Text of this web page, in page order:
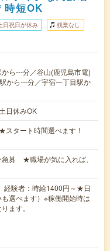
時短OK
日祝日が休み 残業なし
ら---分／谷山(鹿児島市電)
から---分／宇宿一丁目駅か
日休みOK
タート時間選べます！
募 ★職場が気に入れば、
験者：時給1400円～★日
選べます）※稼働開始時は
ます。